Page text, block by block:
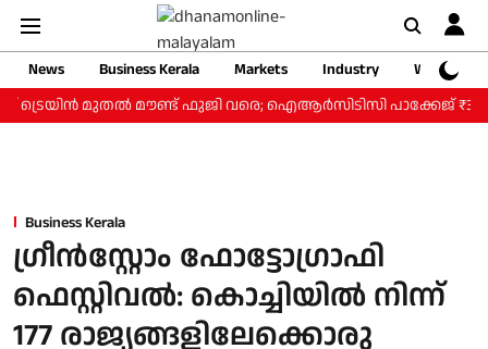
News Business Kerala Markets Industry
Web
മുതല്‍ മൗണ്ട് ഫുജി വരെ; ഐആര്‍സിടിസി പാക്കേജ് ₹3.46
Business Kerala
ഗ്രീന്‍സ്റ്റോം ഫോട്ടോഗ്രാഫി
ഫെസ്റ്റിവല്‍: കൊച്ചിയില്‍ നിന്ന്
177 രാജ്യങ്ങളിലേക്കൊരു